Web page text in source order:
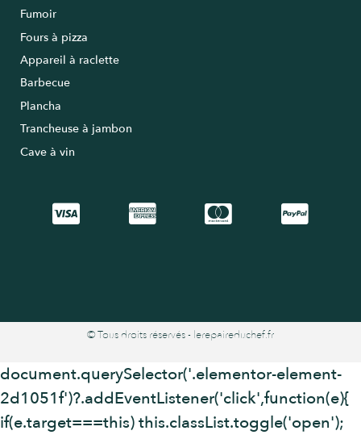
Fumoir
Fours à pizza
Appareil à raclette
Barbecue
Plancha
Trancheuse à jambon
Cave à vin
© Tous droits réservés - lerepaireduchef.fr
document.querySelector('.elementor-element-
2d1051f')?.addEventListener('click',function(e){
if(e.target===this) this.classList.toggle('open');